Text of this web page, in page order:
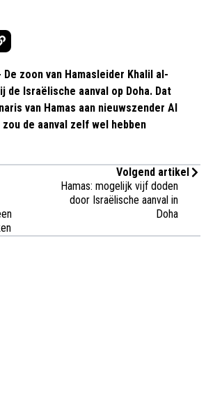
De zoon van Hamasleider Khalil al-
de Israëlische aanval op Doha. Dat
van Hamas aan nieuwszender Al
de aanval zelf wel hebben
Volgend artikel
Hamas: mogelijk vijf doden
door Israëlische aanval in
Doha